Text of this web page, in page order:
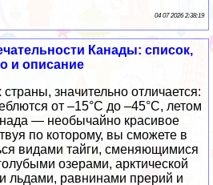
04 07 2026 2:38:19
Канады: список,
и описание
значительно отличается:
от –15°C до –45°C, летом
— необычайно красивое
по которому, вы сможете в
видами тайги, сменяющимися
озерами, арктической
льдами, равнинами прерий и